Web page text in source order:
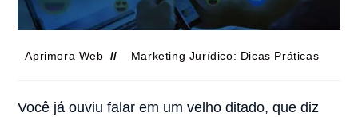
Aprimora Web Marketing Jurídico: Dicas Práticas
Você já ouviu falar em um velho ditado, que diz